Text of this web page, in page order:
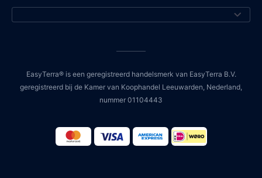
EasyTerra® is een geregistreerd handelsmerk van EasyTerra B.V.
geregistreerd bij de Kamer van Koophandel Leeuwarden, Nederland,
nummer 01104443